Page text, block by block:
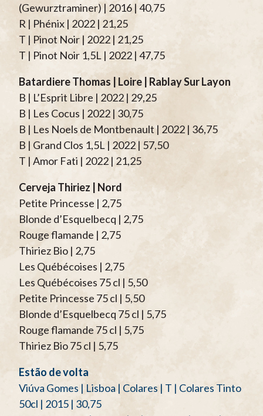
(Gewurztraminer) | 2016 | 40,75
R | Phénix | 2022 | 21,25
T | Pinot Noir | 2022 | 21,25
T | Pinot Noir 1,5L | 2022 | 47,75
Batardiere Thomas | Loire | Rablay Sur Layon
B | L’Esprit Libre | 2022 | 29,25
B | Les Cocus | 2022 | 30,75
B | Les Noels de Montbenault | 2022 | 36,75
B | Grand Clos 1,5L | 2022 | 57,50
T | Amor Fati | 2022 | 21,25
Cerveja Thiriez | Nord
Petite Princesse | 2,75
Blonde d’Esquelbecq | 2,75
Rouge flamande | 2,75
Thiriez Bio | 2,75
Les Québécoises | 2,75
Les Québécoises 75 cl | 5,50
Petite Princesse 75 cl | 5,50
Blonde d’Esquelbecq 75 cl | 5,75
Rouge flamande 75 cl | 5,75
Thiriez Bio 75 cl | 5,75
Estão de volta
Viúva Gomes | Lisboa | Colares | T | Colares Tinto
50cl | 2015 | 30,75